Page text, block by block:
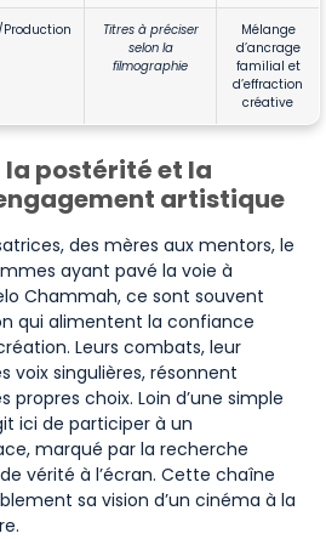
Titres à préciser
selon la
filmographie
Mélange
d’ancrage
familial et
d’effraction
créative
la postérité et la
artistique
des mères aux mentors, le
ayant pavé la voie à
Chammah, ce sont souvent
qui alimentent la confiance
Leurs combats, leur
voix singulières, résonnent
propres choix. Loin d’une simple
ici de participer à un
marqué par la recherche
vérité à l’écran. Cette chaîne
sa vision d’un cinéma à la